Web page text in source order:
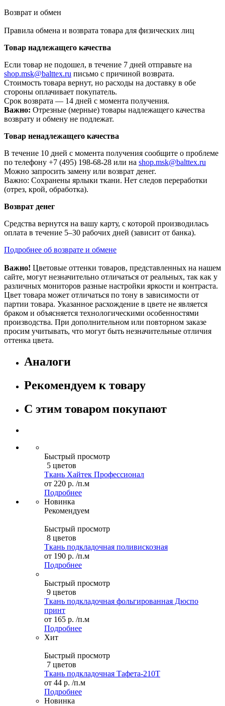
Возврат и обмен
Правила обмена и возврата товара для физических лиц
Товар надлежащего качества
Если товар не подошел, в течение 7 дней отправьте на
shop.msk@balttex.ru письмо с причиной возврата.
Стоимость товара вернут, но расходы на доставку в обе
стороны оплачивает покупатель.
Срок возврата — 14 дней с момента получения.
Важно: Отрезные (мерные) товары надлежащего качества
возврату и обмену не подлежат.
Товар ненадлежащего качества
В течение 10 дней с момента получения сообщите о проблеме
по телефону +7 (495) 198-68-28 или на shop.msk@balttex.ru
Можно запросить замену или возврат денег.
Важно: Сохранены ярлыки ткани. Нет следов переработки
(отрез, крой, обработка).
Возврат денег
Средства вернутся на вашу карту, с которой производилась
оплата в течение 5–30 рабочих дней (зависит от банка).
Подробнее об возврате и обмене
Важно! Цветовые оттенки товаров, представленных на нашем
сайте, могут незначительно отличаться от реальных, так как у
различных мониторов разные настройки яркости и контраста.
Цвет товара может отличаться по тону в зависимости от
партии товара. Указанное расхождение в цвете не является
браком и объясняется технологическими особенностями
производства. При дополнительном или повторном заказе
просим учитывать, что могут быть незначительные отличия
оттенка цвета.
Аналоги
Рекомендуем к товару
С этим товаром покупают
Быстрый просмотр
5 цветов
Ткань Хайтек Профессионал
от 220 р. /п.м
Подробнее
Новинка
Рекомендуем
Быстрый просмотр
8 цветов
Ткань подкладочная поливискозная
от 190 р. /п.м
Подробнее
Быстрый просмотр
9 цветов
Ткань подкладочная фольгированная Дюспо
принт
от 165 р. /п.м
Подробнее
Хит
Быстрый просмотр
7 цветов
Ткань подкладочная Тафета-210T
от 44 р. /п.м
Подробнее
Новинка